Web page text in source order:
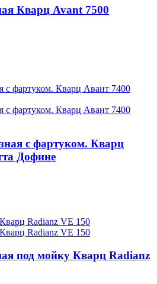
Кварц Avant 7500
с фартуком. Кварц
Дофине
под мойку Кварц Radianz